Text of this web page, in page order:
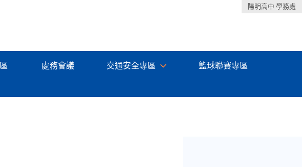
陽明高中 學務處
處務會議 交通安全專區 籃球聯賽專區